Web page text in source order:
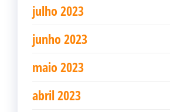
julho 2023
junho 2023
maio 2023
abril 2023